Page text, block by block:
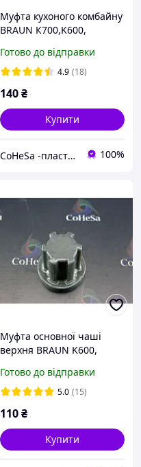
Муфта кухоного комбайну
BRAUN К700,K600,
Multiquick 5, FX 3030, FP
3010, FP 3020,
Готово до відправки
4.9 (18)
140₴
Купити
CoHeSa -пластикові запчастини до побутової техніки,автомобілів та ін.3D друк та ливарне виробництво 100%
Муфта основної чаші
верхня BRAUN K600,
CombiMax, Multiquick 5,
FX 3030, FP 3010, FP 3020
Готово до відправки
5.0 (15)
110₴
Купити